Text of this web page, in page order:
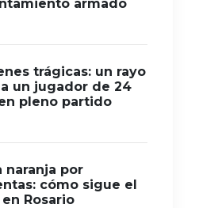
armado
trágicas: un rayo
un jugador de 24
pleno partido
naranja por
cómo sigue el
Rosario